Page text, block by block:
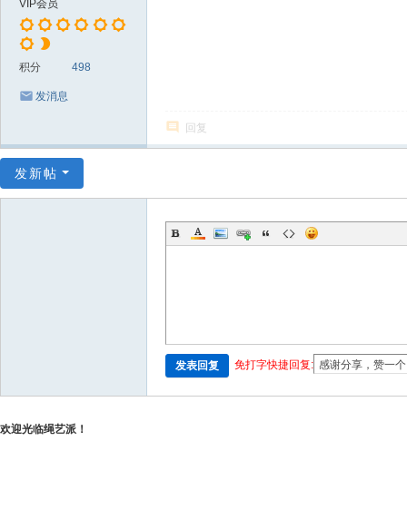
VIP会员
积分 498
发消息
回复
发新帖
发表回复 免打字快捷回复:
欢迎光临绳艺派！